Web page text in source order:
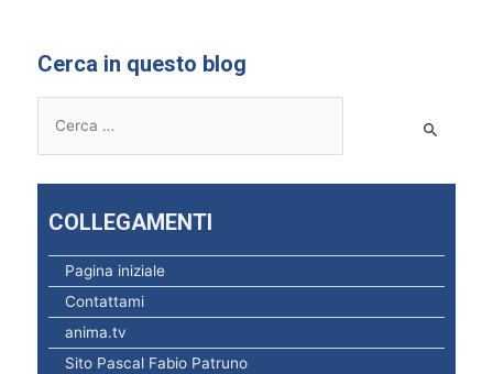
Cerca in questo blog
COLLEGAMENTI
Pagina iniziale
Contattami
anima.tv
Sito Pascal Fabio Patruno